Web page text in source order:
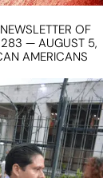
OF
283 — AUGUST 5,
AMERICANS